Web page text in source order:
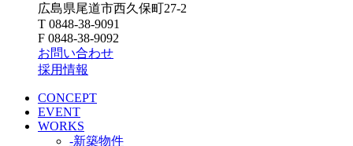
広島県尾道市西久保町27-2
T 0848-38-9091
F 0848-38-9092
お問い合わせ
採用情報
CONCEPT
EVENT
WORKS
-新築物件